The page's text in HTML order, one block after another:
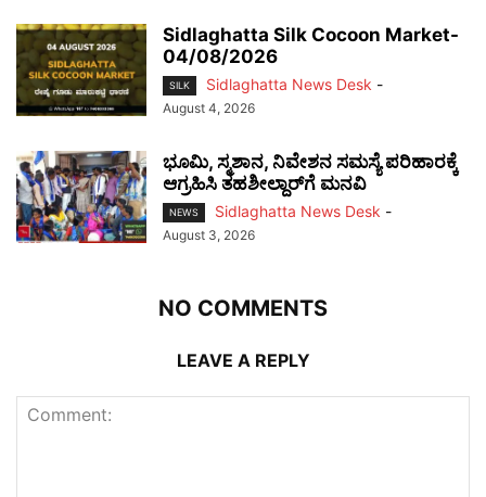
Sidlaghatta Silk Cocoon Market-
04/08/2026
SILK Sidlaghatta News Desk -
August 4, 2026
ಭೂಮಿ, ಸ್ಮಶಾನ, ನಿವೇಶನ ಸಮಸ್ಯೆ ಪರಿಹಾರಕ್ಕೆ
ಆಗ್ರಹಿಸಿ ತಹಶೀಲ್ದಾರ್‌ಗೆ ಮನವಿ
NEWS Sidlaghatta News Desk -
August 3, 2026
NO COMMENTS
LEAVE A REPLY